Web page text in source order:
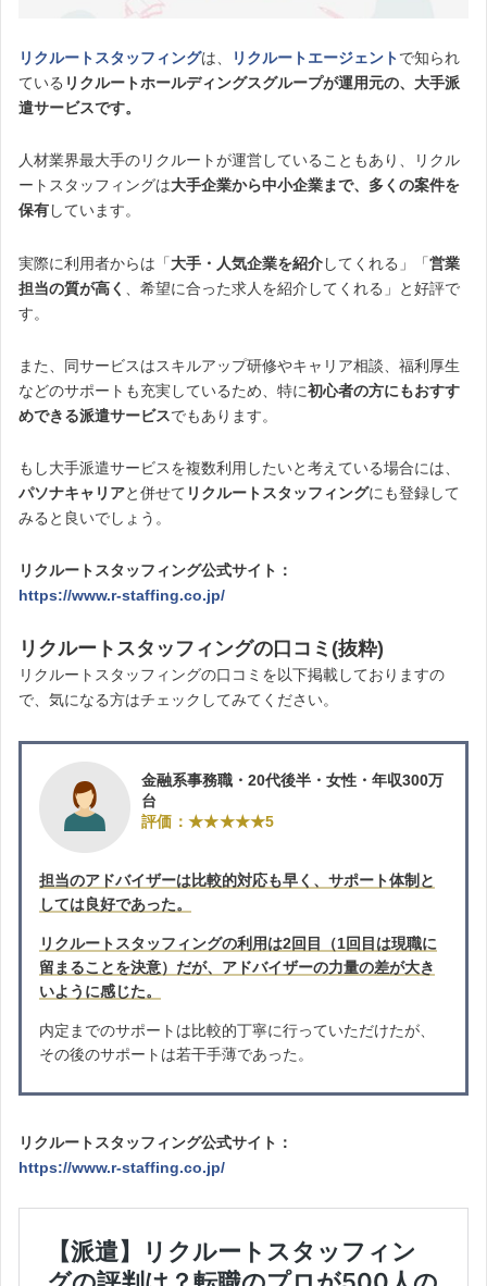
リクルートスタッフィングは、 リクルートエージェントで知られ
ている リクルートホールディングスグループが運用元の、大手派
遣サービスです。
人材業界最大手のリクルートが運営していることもあり、リクル
ートスタッフィングは大手企業から中小企業まで、多くの案件を
保有しています。
実際に利用者からは「大手・人気企業を紹介してくれる」「営業
担当の質が高く
、希望に合った求人を紹介してくれる」と好評で
す。
また、同サービスはスキルアップ研修やキャリア相談、福利厚生
などのサポートも充実しているため、特に初心者の方にもおすす
めできる派遣サービスでもあります。
もし大手派遣サービスを複数利用したいと考えている場合には、
パソナキャリアと併せて リクルートスタッフィングにも登録して
みると良いでしょう。
リクルートスタッフィング公式サイト：
https://www.r-staffing.co.jp/
リクルートスタッフィングの口コミ(抜粋)
リクルートスタッフィングの口コミを以下掲載しておりますの
で、気になる方はチェックしてみてください。
金融系事務職・20代後半・女性・年収300万
台
評価：★★★★★5
担当のアドバイザーは比較的対応も早く、サポート体制と
しては良好であった。
リクルートスタッフィングの利用は2回目（1回目は現職に
留まることを決意）だが、アドバイザーの力量の差が大き
いように感じた。
内定までのサポートは比較的丁寧に行っていただけたが、
その後のサポートは若干手薄であった。
リクルートスタッフィング公式サイト：
https://www.r-staffing.co.jp/